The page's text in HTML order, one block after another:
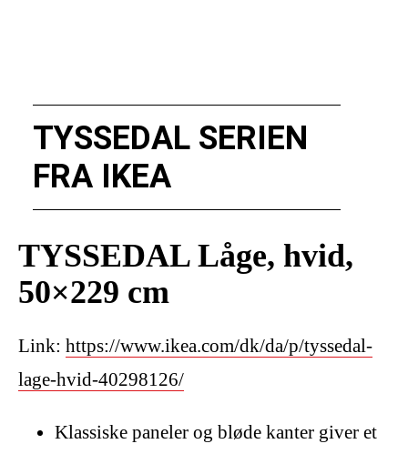
TYSSEDAL SERIEN
FRA IKEA
TYSSEDAL Låge, hvid,
50×229 cm
Link: https://www.ikea.com/dk/da/p/tyssedal-
lage-hvid-40298126/
Klassiske paneler og bløde kanter giver et